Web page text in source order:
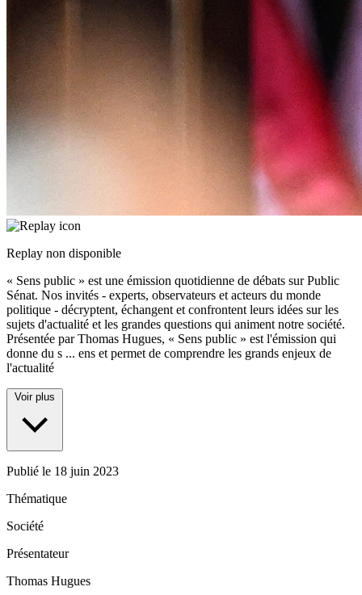
Replay non disponible
« Sens public » est une émission quotidienne de débats sur Public
Sénat. Nos invités - experts, observateurs et acteurs du monde
politique - décryptent, échangent et confrontent leurs idées sur les
sujets d'actualité et les grandes questions qui animent notre société.
Présentée par Thomas Hugues, « Sens public » est l'émission qui
donne du s ... ens et permet de comprendre les grands enjeux de
l'actualité
Voir plus
Publié le 18 juin 2023
Thématique
Société
Présentateur
Thomas Hugues